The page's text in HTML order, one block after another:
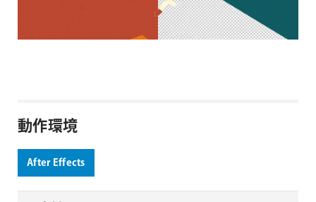
動作環境
After Effects